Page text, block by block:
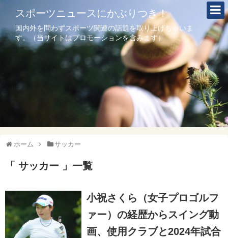
スポーツニュースにかぶりつき！
国内外を問わずスポーツ関連の話題を取り上げちゃいま
す。（当サイトはプロモーションを含みます）
ホーム サッカー
「 サッカー 」一覧
小祝さくら（女子プロゴルフ
ァー）の経歴からスイング動
画、使用クラブと2024年試合